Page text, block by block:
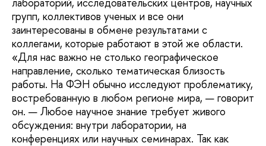
групп, коллективов ученых и все они
заинтересованы в обмене результатами с
коллегами, которые работают в этой же области.
«Для нас важно не столько географическое
направление, сколько тематическая близость
работы. На ФЭН обычно исследуют проблематику,
востребованную в любом регионе мира, — говорит
он. — Любое научное знание требует живого
обсуждения: внутри лаборатории, на
конференциях или научных семинарах. Так как